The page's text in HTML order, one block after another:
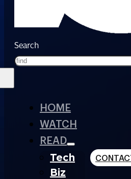
Search
HOME
WATCH
READ
Tech
Biz